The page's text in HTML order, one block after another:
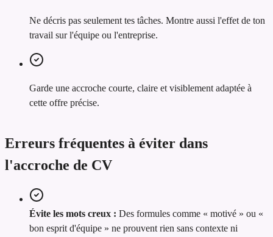
Ne décris pas seulement tes tâches. Montre aussi l'effet de ton
travail sur l'équipe ou l'entreprise.
Garde une accroche courte, claire et visiblement adaptée à
cette offre précise.
Erreurs fréquentes à éviter dans
l'accroche de CV
Évite les mots creux : Des formules comme « motivé » ou «
bon esprit d'équipe » ne prouvent rien sans contexte ni